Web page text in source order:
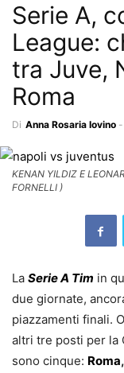
Serie A,
League:
tra Juve,
Roma
Di Anna Rosaria Iovino -
KENAN YILDIZ E
FORNELLI )
La Serie A Tim in
due giornate,
piazzamenti finali.
altri tre posti per la
sono cinque: Roma,